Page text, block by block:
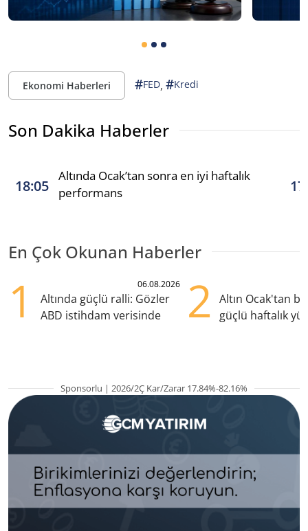
Ekonomi Haberleri #FED, #Kredi
Son Dakika Haberler
18:05
Altında Ocak’tan sonra en iyi haftalık
performans
En Çok Okunan Haberler
1 06.08.2026
Altında güçlü ralli: Gözler
ABD istihdam verisinde
2
Altın Ocak'tan
güçlü haftalık
Sponsorlu | 2026/2Ç Kar/Zarar 17.84%-82.16%